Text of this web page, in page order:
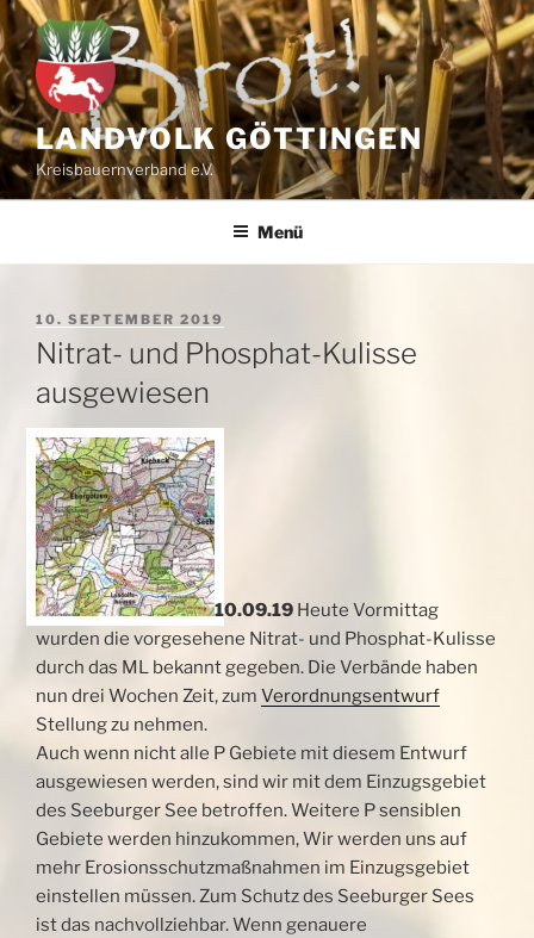
Zum
Inhalt
springen
LANDVOLK GÖTTINGEN
Kreisbauernverband e.V.
Menü
VERÖFFENTLICHT
AM
10. SEPTEMBER 2019
Nitrat- und Phosphat-Kulisse
ausgewiesen
10.09.19 Heute Vormittag
wurden die vorgesehene Nitrat- und Phosphat-Kulisse
durch das ML bekannt gegeben. Die Verbände haben
nun drei Wochen Zeit, zum Verordnungsentwurf
Stellung zu nehmen.
Auch wenn nicht alle P Gebiete mit diesem Entwurf
ausgewiesen werden, sind wir mit dem Einzugsgebiet
des SeeburgerSee betroffen. Weitere P sensiblen
Gebiete werden hinzukommen, Wir werden uns auf
mehr Erosionsschutzmaßnahmen im Einzugsgebiet
einstellen müssen. Zum Schutz des Seeburger Sees
ist das nachvollziehbar. Wenn genauere